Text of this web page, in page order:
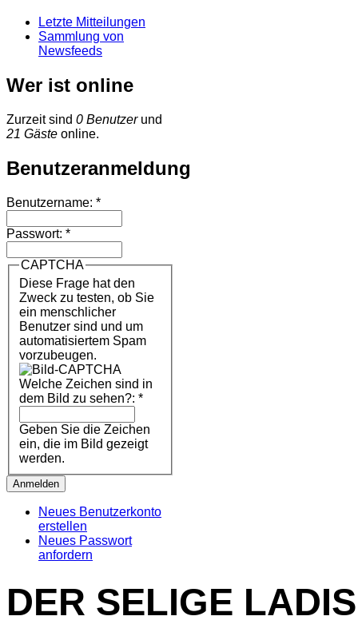
Letzte Mitteilungen
Sammlung von
Newsfeeds
Wer ist online
Zurzeit sind 0 Benutzerund
21 Gäste online.
Benutzeranmeldung
Benutzername: *
Passwort: *
CAPTCHA
Diese Frage hat den
Zweck zu testen, ob Sie
ein menschlicher
Benutzer sind und um
automatisiertem Spam
vorzubeugen.
Welche Zeichen sind in
dem Bild zu sehen?: *
Geben Sie die Zeichen
ein, die im Bild gezeigt
werden.
Neues Benutzerkonto
erstellen
Neues Passwort
anfordern
DER SELIGE